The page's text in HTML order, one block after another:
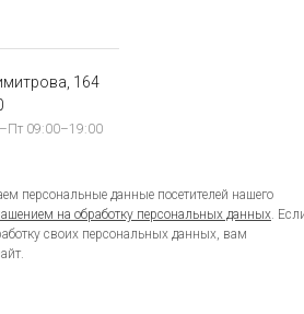
164
09:00–19:00
персональные данные посетителей нашего
на обработку персональных данных.
своих персональных данных, вам